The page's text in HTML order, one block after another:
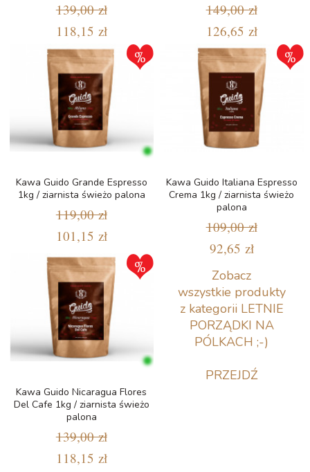
139,00 zł
118,15 zł
149,00 zł
126,65 zł
Kawa Guido Grande Espresso
1kg / ziarnista świeżo palona
119,00 zł
101,15 zł
Kawa Guido Italiana Espresso
Crema 1kg / ziarnista świeżo
palona
109,00 zł
92,65 zł
Kawa Guido Nicaragua Flores
Del Cafe 1kg / ziarnista świeżo
palona
139,00 zł
118,15 zł
Zobacz
wszystkie produkty
z kategorii LETNIE
PORZĄDKI NA
PÓLKACH ;-)
PRZEJDŹ